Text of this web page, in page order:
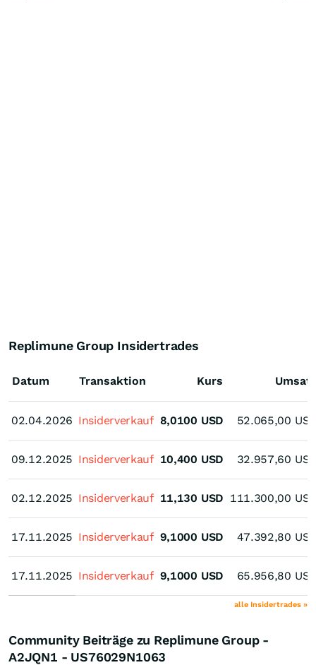
Replimune Group Insidertrades
Datum
02.04.2026
09.12.2025
02.12.2025
17.11.2025
17.11.2025
Transaktion Kurs Umsatz
02.04.2026 Insiderverkauf 8,0100 USD 52.065,00
09.12.2025 Insiderverkauf 10,400 USD 32.957,60
02.12.2025 Insiderverkauf 11,130 USD 111.300,00
17.11.2025 Insiderverkauf 9,1000 USD 47.392,80
17.11.2025 Insiderverkauf 9,1000 USD 65.956,80
alle Insidertrades »
Community Beiträge zu Replimune Group -
A2JQN1 - US76029N1063